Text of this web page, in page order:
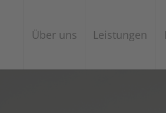
Über uns Leistungen